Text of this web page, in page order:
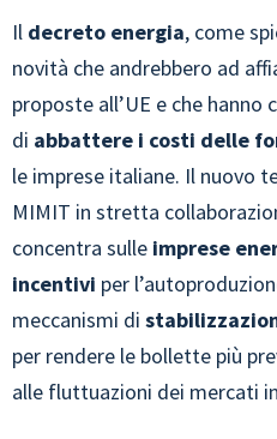
Il decreto energia, come
novità che andrebbero ad
proposte all’UE e che
di abbattere i costi delle
le imprese italiane. Il nuovo
MIMIT in stretta
concentra sulle imprese
incentivi per
meccanismi di
per rendere le bollette più
alle fluttuazioni dei mercati